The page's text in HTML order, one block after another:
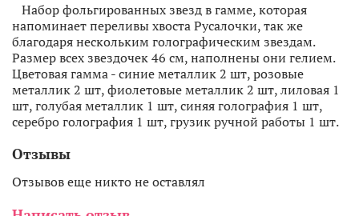
Набор фольгированных звезд в гамме, которая
напоминает переливы хвоста Русалочки, так же
благодаря нескольким голографическим звездам.
Размер всех звездочек 46 см, наполнены они гелием.
Цветовая гамма - синие металлик 2 шт, розовые
металлик 2 шт, фиолетовые металлик 2 шт, лиловая 1
шт, голубая металлик 1 шт, синяя голография 1 шт,
серебро голография 1 шт, грузик ручной работы 1 шт.
Отзывы
Отзывов еще никто не оставлял